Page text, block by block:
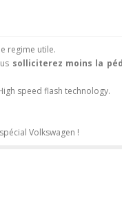
regime utile.
solliciterez moins la
speed flash technology.
Volkswagen !